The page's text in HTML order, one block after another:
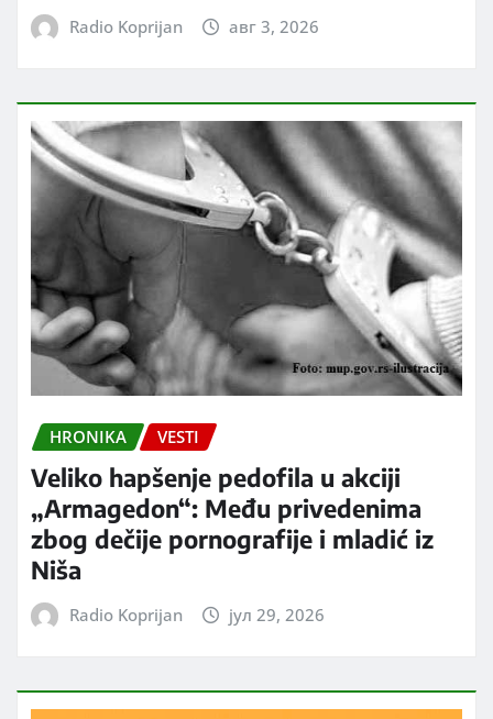
Radio Koprijan авг 3, 2026
HRONIKA VESTI
Veliko hapšenje pedofila u akciji
„Armagedon“: Među privedenima
zbog dečije pornografije i mladić iz
Niša
Radio Koprijan јул 29, 2026